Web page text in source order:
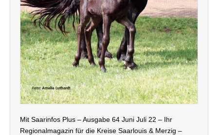
Mit Saarinfos Plus – Ausgabe 64 Juni Juli 22 – Ihr
Regionalmagazin für die Kreise Saarlouis & Merzig –